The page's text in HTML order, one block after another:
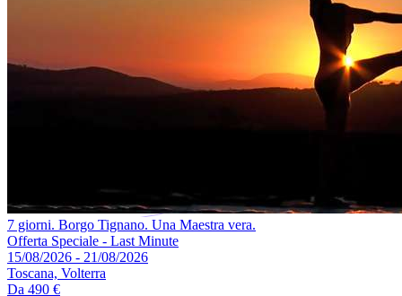
7 giorni. Borgo Tignano. Una Maestra vera.
Offerta Speciale - Last Minute
15/08/2026 - 21/08/2026
Toscana, Volterra
Da 490 €